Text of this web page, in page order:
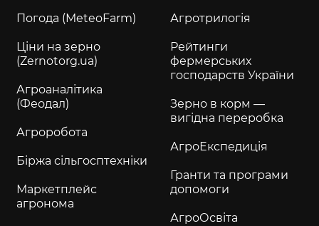
Погода (MeteoFarm)
Ціни на зерно
(Zernotorg.ua)
Агроаналітика
(Феодал)
Агроробота
Біржа сільгосптехніки
Маркетплейс
агронома
Агротрилогія
Рейтинги
фермерських
господарств України
Зерно в корм —
вигідна переробка
АгроЕкспедиція
Гранти та програми
допомоги
АгроОсвіта